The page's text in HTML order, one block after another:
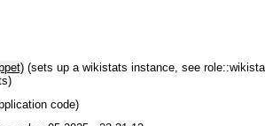
(sets up a wikistats instance, see
code)